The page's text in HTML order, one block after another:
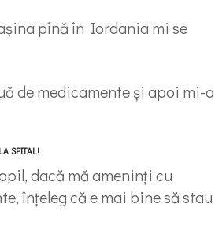
pînă în Iordania mi se
de medicamente și apoi mi-a
SPITAL!
dacă mă ameninți cu
înțeleg că e mai bine să stau